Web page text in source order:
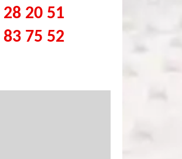
20 51
75 52